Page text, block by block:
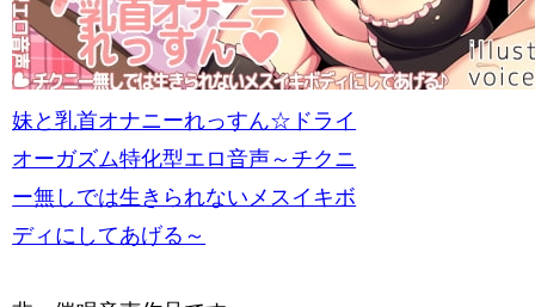
妹と乳首オナニーれっすん☆ドライ
オーガズム特化型エロ音声～チクニ
ー無しでは生きられないメスイキボ
ディにしてあげる～